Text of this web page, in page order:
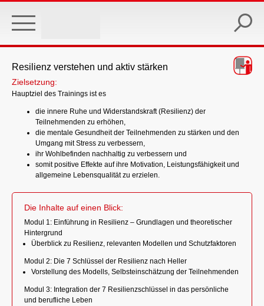
main
Resilienz verstehen und aktiv stärken
Zielsetzung:
Hauptziel des Trainings ist es
die innere Ruhe und Widerstandskraft (Resilienz) der
Teilnehmenden zu erhöhen,
die mentale Gesundheit der Teilnehmenden zu stärken und den
Umgang mit Stress zu verbessern,
ihr Wohlbefinden nachhaltig zu verbessern und
somit positive Effekte auf ihre Motivation, Leistungsfähigkeit und
allgemeine Lebensqualität zu erzielen.
Die Inhalte auf einen Blick:
Modul 1: Einführung in Resilienz – Grundlagen und theoretischer
Hintergrund
Überblick zu Resilienz, relevanten Modellen und Schutzfaktoren
Modul 2: Die 7 Schlüssel der Resilienz nach Heller
Vorstellung des Modells, Selbsteinschätzung der Teilnehmenden
Modul 3: Integration der 7 Resilienzschlüssel in das persönliche
und berufliche Leben